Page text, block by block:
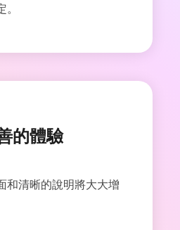
的體驗
和清晰的說明將大大增